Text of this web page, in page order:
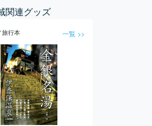
ぷりのトロトロチーズと
甘じょっぱい味が最高
ラダは新鮮で濃い味のお
塩やオリーブオイルでシ
味付け、こちらも本当に
ったです。 お皿やお箸、
てセルフ、提供時間は少
ますが、窓から見える
を見ながら、待ち時間も
過ごせ
関連グッズ
旅行本 一覧 >>